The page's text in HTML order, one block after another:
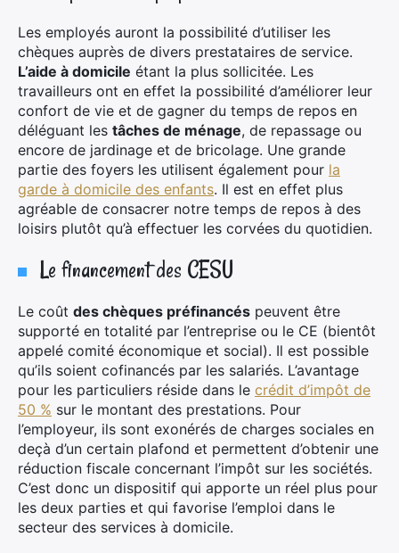
Les employés auront la possibilité d’utiliser les
chèques auprès de divers prestataires de service.
L’aide à domicile étant la plus sollicitée. Les
travailleurs ont en effet la possibilité d’améliorer leur
confort de vie et de gagner du temps de repos en
déléguant les tâches de ménage, de repassage ou
encore de jardinage et de bricolage. Une grande
partie des foyers les utilisent également pour la
garde à domicile des enfants. Il est en effet plus
agréable de consacrer notre temps de repos à des
loisirs plutôt qu’à effectuer les corvées du quotidien.
Le financement des CESU
Le coût des chèques préfinancés peuvent être
supporté en totalité par l’entreprise ou le CE (bientôt
appelé comité économique et social). Il est possible
qu’ils soient cofinancés par les salariés. L’avantage
pour les particuliers réside dans le crédit d’impôt de
50 % sur le montant des prestations. Pour
l’employeur, ils sont exonérés de charges sociales en
deçà d’un certain plafond et permettent d’obtenir une
réduction fiscale concernant l’impôt sur les sociétés.
C’est donc un dispositif qui apporte un réel plus pour
les deux parties et qui favorise l’emploi dans le
secteur des services à domicile.
Rechercher
: